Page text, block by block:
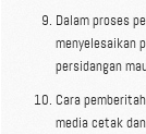
Dalam proses
menyelesaikan
persidangan
Cara
media cetak